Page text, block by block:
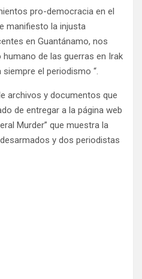
pro-democracia en el
manifiesto la injusta
en Guantánamo, nos
de las guerras en Irak
el periodismo “.
archivos y documentos que
de entregar a la página web
Murder” que muestra la
y dos periodistas